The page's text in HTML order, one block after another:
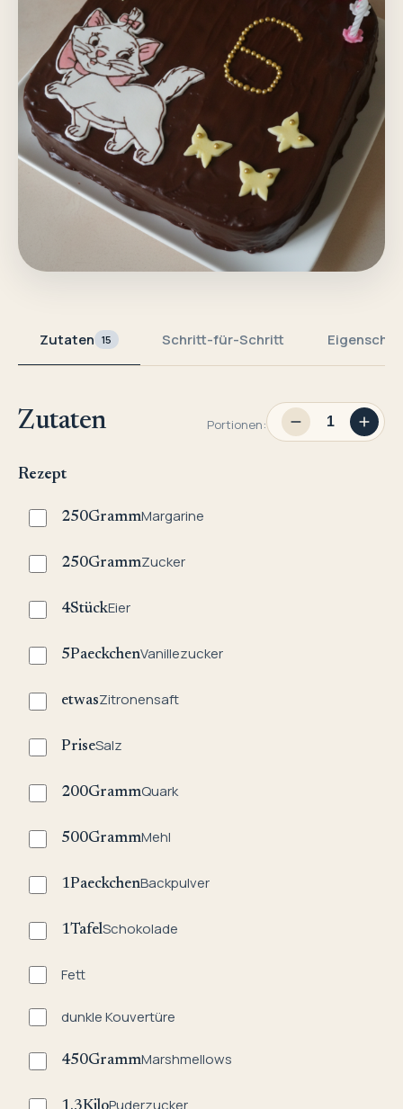
Zutaten 15 Schritt-für-Schritt
Zutaten Portionen:
Rezept
250GrammMargarine
250GrammZucker
4StückEier
5PaeckchenVanillezucker
etwasZitronensaft
PriseSalz
200GrammQuark
500GrammMehl
1PaeckchenBackpulver
1TafelSchokolade
Fett
dunkle Kouvertüre
450GrammMarshmellows
Puderzucker